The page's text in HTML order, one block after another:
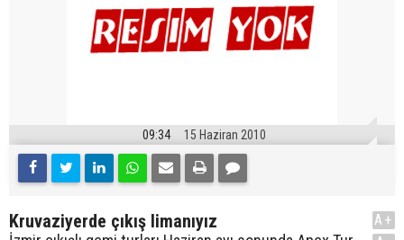
09:34 15 Haziran 2010
Kruvaziyerde çıkış limanıyız
A+